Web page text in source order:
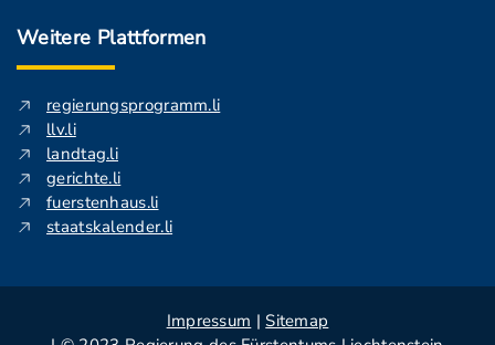
Weitere Plattformen
regierungsprogramm.li
llv.li
landtag.li
gerichte.li
fuerstenhaus.li
staatskalender.li
Impressum | Sitemap